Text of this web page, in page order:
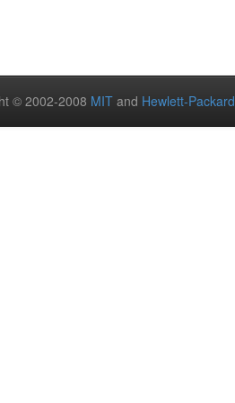
© 2002-2008 MIT and Hewlett-Packard